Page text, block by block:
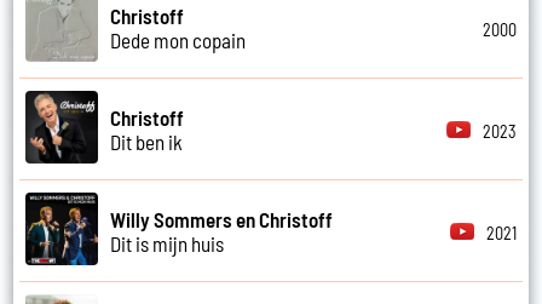
Christoff
Dede mon copain
2000
Christoff
Dit ben ik
2023
Willy Sommers en Christoff
Dit is mijn huis
2021